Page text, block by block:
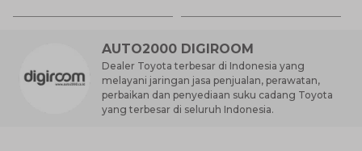
AUTO2000 DIGIROOM
Dealer Toyota terbesar di Indonesia yang
melayani jaringan jasa penjualan, perawatan,
perbaikan dan penyediaan suku cadang Toyota
yang terbesar di seluruh Indonesia.